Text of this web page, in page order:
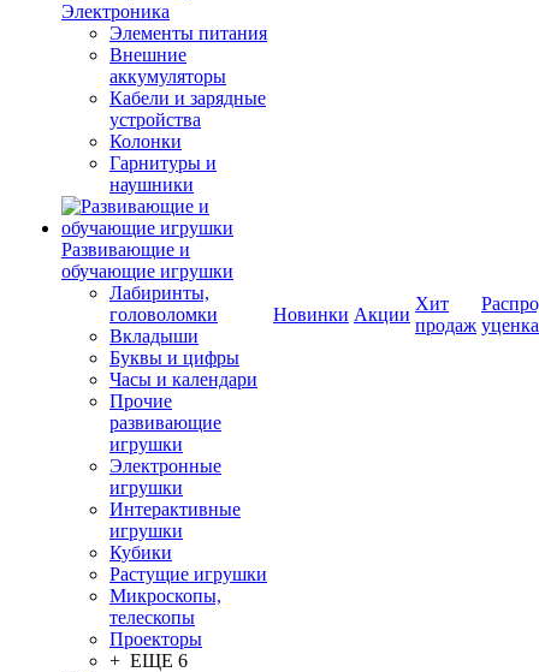
Электроника
Элементы питания
Внешние
аккумуляторы
Кабели и зарядные
устройства
Колонки
Гарнитуры и
наушники
Развивающие и
обучающие игрушки
Лабиринты,
головоломки
Вкладыши
Буквы и цифры
Часы и календари
Прочие
развивающие
игрушки
Электронные
игрушки
Интерактивные
игрушки
Кубики
Растущие игрушки
Микроскопы,
телескопы
Проекторы
+ ЕЩЕ 6
Новинки Акции
Хит
продаж уценка